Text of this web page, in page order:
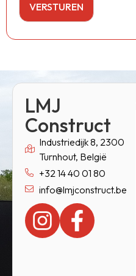
LMJ
Construct
Industriedijk 8, 2300
Turnhout, België
+32 14 40 01 80
info@lmjconstruct.be